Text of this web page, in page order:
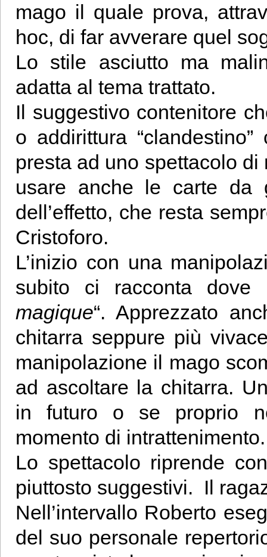
mago il quale prova,
hoc, di far avverare quel
Lo stile asciutto ma
adatta al tema trattato.
Il suggestivo contenitore
o addirittura
presta ad uno spettacolo
usare anche le carte da
dell’effetto, che resta
Cristoforo.
L’inizio con una
subito ci racconta
magique“. Apprezzato
chitarra seppure più
manipolazione il mago
ad ascoltare la chitarra.
in futuro o se proprio
momento di intrattenimento.
Lo spettacolo riprende
piuttosto suggestivi. Il
Nell’intervallo Roberto
del suo personale